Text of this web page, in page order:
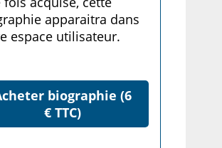
apparaitra dans
espace utilisateur.
biographie (6
€ TTC)